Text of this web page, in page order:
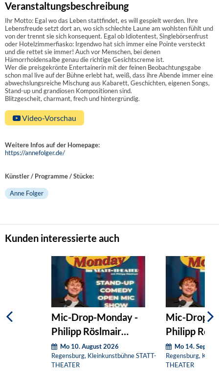
Veranstaltungsbeschreibung
Ihr Motto: Egal wo das Leben stattfindet, es will gespielt werden. Ihre
Lebensfreude setzt dort an, wo sich schlechte Laune am wohlsten fühlt und
von der trennt sie sich konsequent. Egal ob Idiotentest, Singlebörsenfrust
oder Hotelzimmerfiasko: Irgendwo hat sich immer eine Pointe versteckt
und die rettet sie immer! Auch vor Menschen, bei denen
Hämorrhoidensalbe genau die richtige Gesichtscreme ist.
Wer die preisgekrönte Entertainerin mit der feinen Beobachtungsgabe
schon mal live auf der Bühne erlebt hat, weiß, dass ihre Abende immer eine
abwechslungsreiche Mischung aus Kabarett, Geschichten, eigenen Songs,
Stand-up und grandiosen Kompositionen sind.
Blitzgescheit, charmant, frech und hintergründig.
Video-Vorschau
Weitere Infos auf der Homepage:
https://annefolger.de/
Künstler / Programme / Stücke:
Anne Folger
Kunden interessierte auch
Mic-Drop-Monday -
Philipp Röslmair
präsentiert:
Mo 10. August 2026
Regensburg, Kleinkunstbühne STATT-
THEATER
Mic-Drop-
Philipp
präsentiert:
Mo 14.
Regensburg,
THEATER